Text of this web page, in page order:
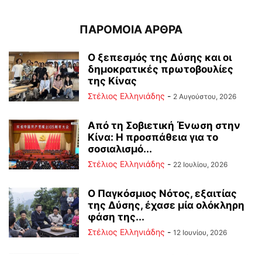
ΠΑΡΟΜΟΙΑ ΑΡΘΡΑ
Ο ξεπεσμός της Δύσης και οι
δημοκρατικές πρωτοβουλίες
της Κίνας
Στέλιος Ελληνιάδης - 2 Αυγούστου, 2026
Από τη Σοβιετική Ένωση στην
Κίνα: Η προσπάθεια για το
σοσιαλισμό...
Στέλιος Ελληνιάδης - 22 Ιουλίου, 2026
Ο Παγκόσμιος Νότος, εξαιτίας
της Δύσης, έχασε μία ολόκληρη
φάση της...
Στέλιος Ελληνιάδης - 12 Ιουνίου, 2026